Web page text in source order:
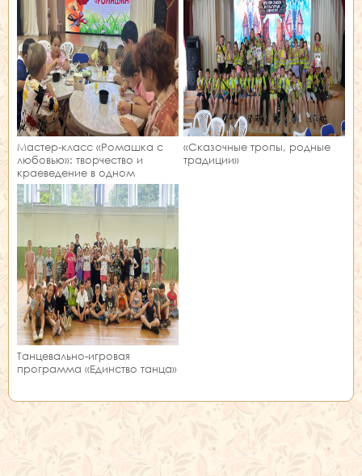
Мастер‑класс «Ромашка с
любовью»: творчество и
краеведение в одном
занятии!
«Сказочные тропы, родные
традиции»
Танцевально-игровая
программа «Единство танца»